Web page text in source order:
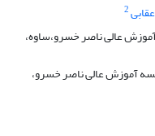
2
عالی ناصر خسرو،ساوه،
آموزش عالی ناصر خسرو،